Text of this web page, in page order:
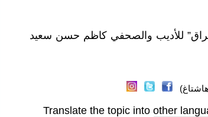
للأديب والصحفي كاظم حسن سعيد
Translate the topic into other